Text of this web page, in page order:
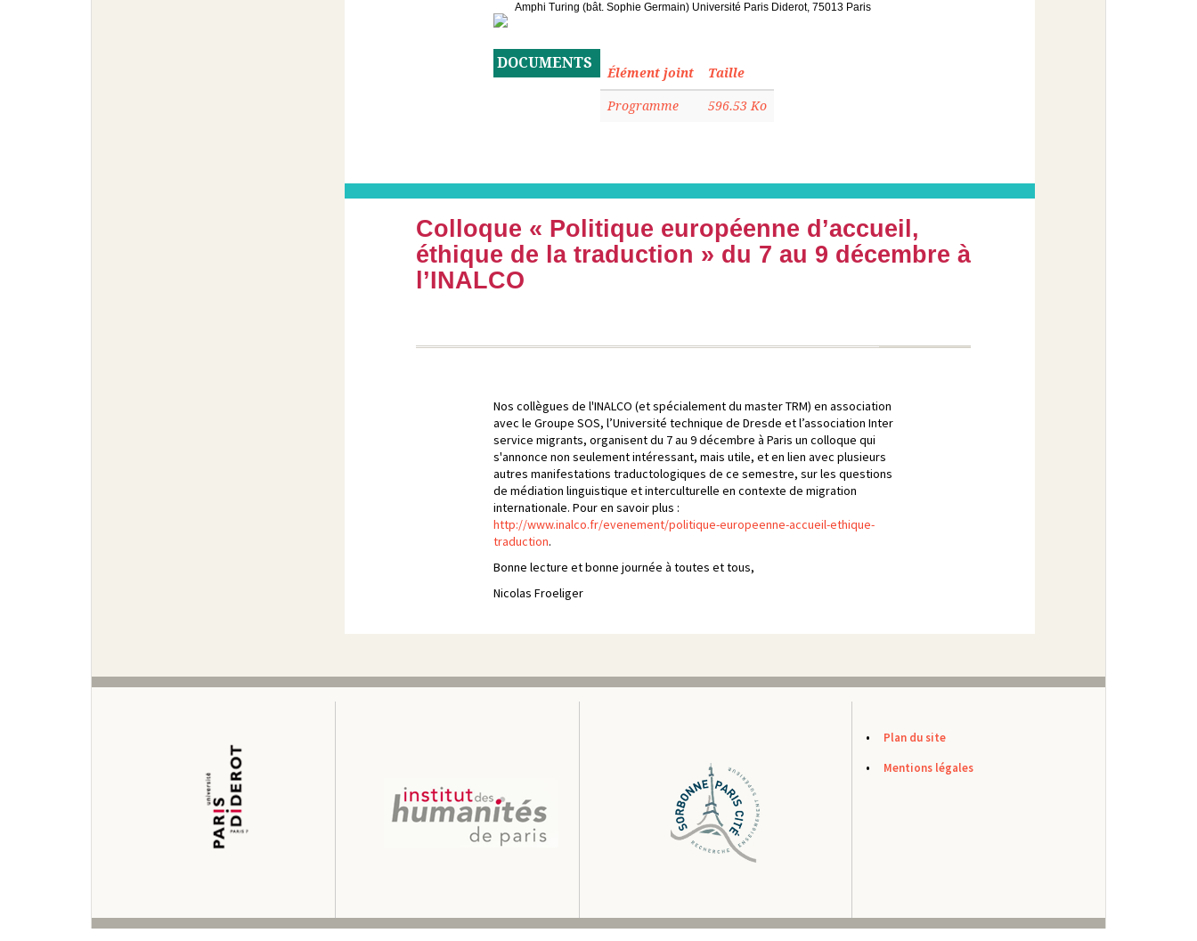
Amphi Turing (bât. Sophie Germain) Université Paris Diderot, 75013 Paris
DOCUMENTS
Élément joint Taille
Programme 596.53 Ko
Colloque « Politique européenne d’accueil,
éthique de la traduction » du 7 au 9 décembre à
l’INALCO
Nos collègues de l'INALCO (et spécialement du master TRM) en association
avec le Groupe SOS, l’Université technique de Dresde et l’association Inter
service migrants, organisent du 7 au 9 décembre à Paris un colloque qui
s'annonce non seulement intéressant, mais utile, et en lien avec plusieurs
autres manifestations traductologiques de ce semestre, sur les questions
de médiation linguistique et interculturelle en contexte de migration
internationale. Pour en savoir plus :
http://www.inalco.fr/evenement/politique-europeenne-accueil-ethique-
traduction.
Bonne lecture et bonne journée à toutes et tous,
Nicolas Froeliger
Plan du site
Mentions légales